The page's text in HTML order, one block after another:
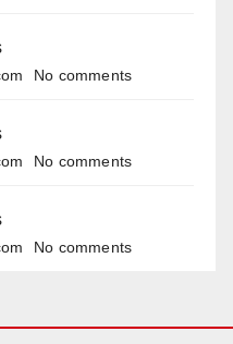
No comments
No comments
No comments